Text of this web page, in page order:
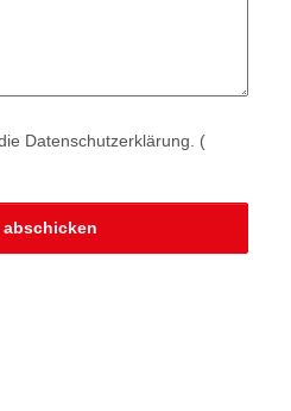
Datenschutzerklärung. (
abschicken